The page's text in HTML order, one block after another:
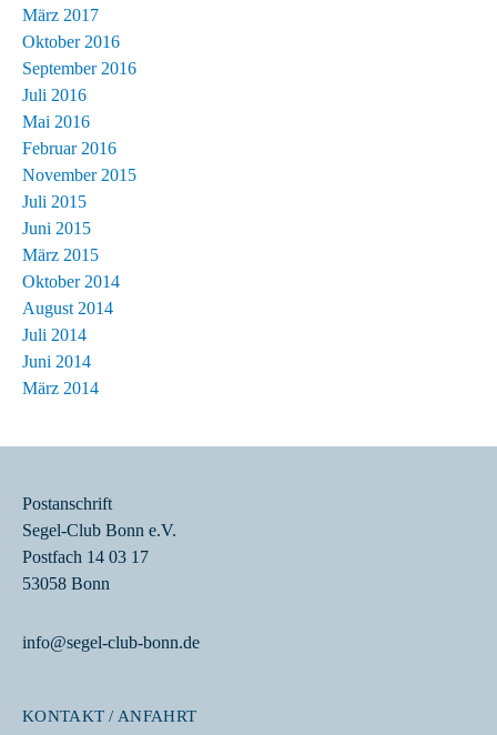
März 2017
Oktober 2016
September 2016
Juli 2016
Mai 2016
Februar 2016
November 2015
Juli 2015
Juni 2015
März 2015
Oktober 2014
August 2014
Juli 2014
Juni 2014
März 2014
Postanschrift
Segel-Club Bonn e.V.
Postfach 14 03 17
53058 Bonn
info@segel-club-bonn.de
KONTAKT / ANFAHRT